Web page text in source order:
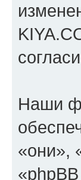
Наши
«они»,